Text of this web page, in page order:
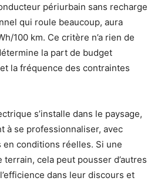
périurbain sans recharge
qui roule beaucoup, aura
100 km. Ce critère n’a rien de
la part de budget
la fréquence des contraintes
s’installe dans le paysage,
à se professionnaliser, avec
en conditions réelles. Si une
terrain, cela peut pousser d’autres
dans leur discours et